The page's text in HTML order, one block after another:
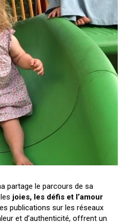
partage le parcours de sa
joies, les défis et l’amour
publications sur les réseaux
et d’authenticité, offrent un